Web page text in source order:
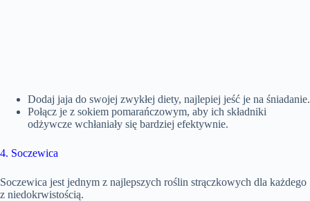
Dodaj jaja do swojej zwykłej diety, najlepiej jeść je na śniadanie.
Połącz je z sokiem pomarańczowym, aby ich składniki
odżywcze wchłaniały się bardziej efektywnie.
4. Soczewica
Soczewica jest jednym z najlepszych roślin strączkowych dla każdego
z niedokrwistością.